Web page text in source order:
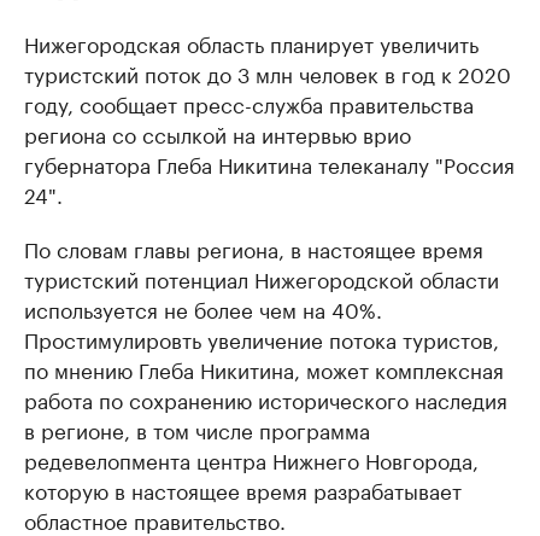
Нижегородская область планирует увеличить
туристский поток до 3 млн человек в год к 2020
году, сообщает пресс-служба правительства
региона со ссылкой на интервью врио
губернатора Глеба Никитина телеканалу "Россия
24".
По словам главы региона, в настоящее время
туристский потенциал Нижегородской области
используется не более чем на 40%.
Простимулировть увеличение потока туристов,
по мнению Глеба Никитина, может комплексная
работа по сохранению исторического наследия
в регионе, в том числе программа
редевелопмента центра Нижнего Новгорода,
которую в настоящее время разрабатывает
областное правительство.